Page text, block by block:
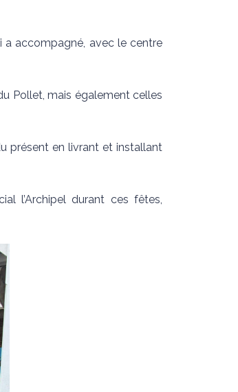
a accompagné, avec le centre
Pollet, mais également celles
présent en livrant et installant
l’Archipel durant ces fêtes,